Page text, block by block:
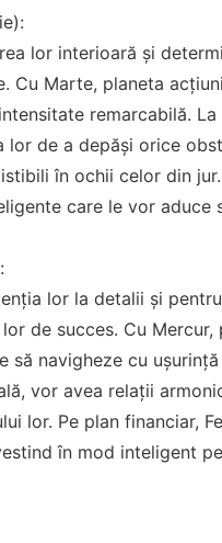
lor interioară și
Cu Marte, planeta
remarcabilă.
de a depăși orice
în ochii celor din
care le vor aduce
lor la detalii și
de succes. Cu
să navigheze cu
vor avea relații
lor. Pe plan financiar,
în mod inteligent